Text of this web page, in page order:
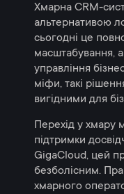
Хмарна CRM-
альтернативою
сьогодні це
масштабування,
управління
міфи, такі
вигідними для
Перехід у хмару
підтримки
GigaCloud, цей
безболісним.
хмарного